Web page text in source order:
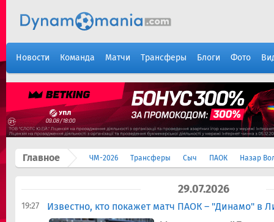
Новости Команда Матчи Трансферы Блоги Фото
Главное ЧМ-2026 Трансферы Сыч ПАОК Назар
29.07.2026
19:27 Известно, кто покажет матч ПАОК – "Динамо" в